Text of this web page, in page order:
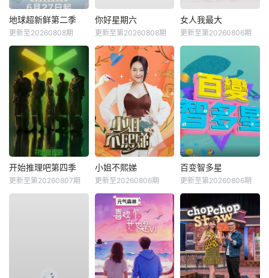
地球超新鲜第二季
更新至20260808期
你好星期六
更新至第20260808期
女人我最大
更新至第20260806期
开始推理吧第四季
更新至第20260807期
小姐不熙娣
更新至20260806期
百变智多星
更新至第20260806期